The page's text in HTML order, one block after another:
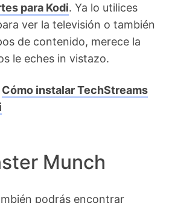
para Kodi. Ya lo utilices
ver la televisión o también
de contenido, merece la
le eches in vistazo.
Cómo instalar TechStreams
Munch
podrás encontrar